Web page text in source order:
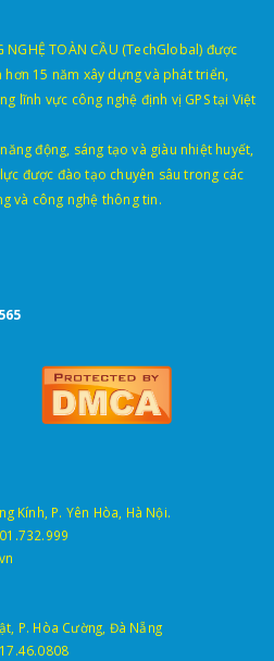
NGHỆ TOÀN CẦU (TechGlobal) được
15 năm xây dựng và phát triển,
lĩnh vực công nghệ định vị GPS tại Việt
động, sáng tạo và giàu nhiệt huyết,
được đào tạo chuyên sâu trong các
và công nghệ thông tin.
Kính, P. Yên Hòa, Hà Nội.
P. Hòa Cường, Đà Nẵng